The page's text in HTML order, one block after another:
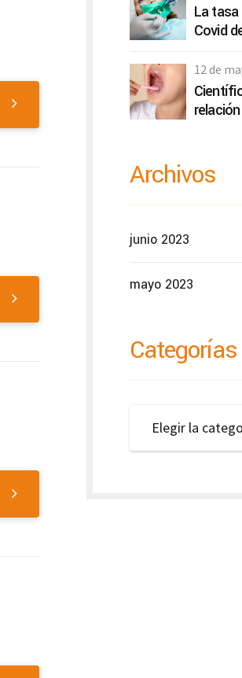
La
Covid
otros
salud
12 de
Archivos
junio 2023
mayo 2023
Categorías
Elegir la